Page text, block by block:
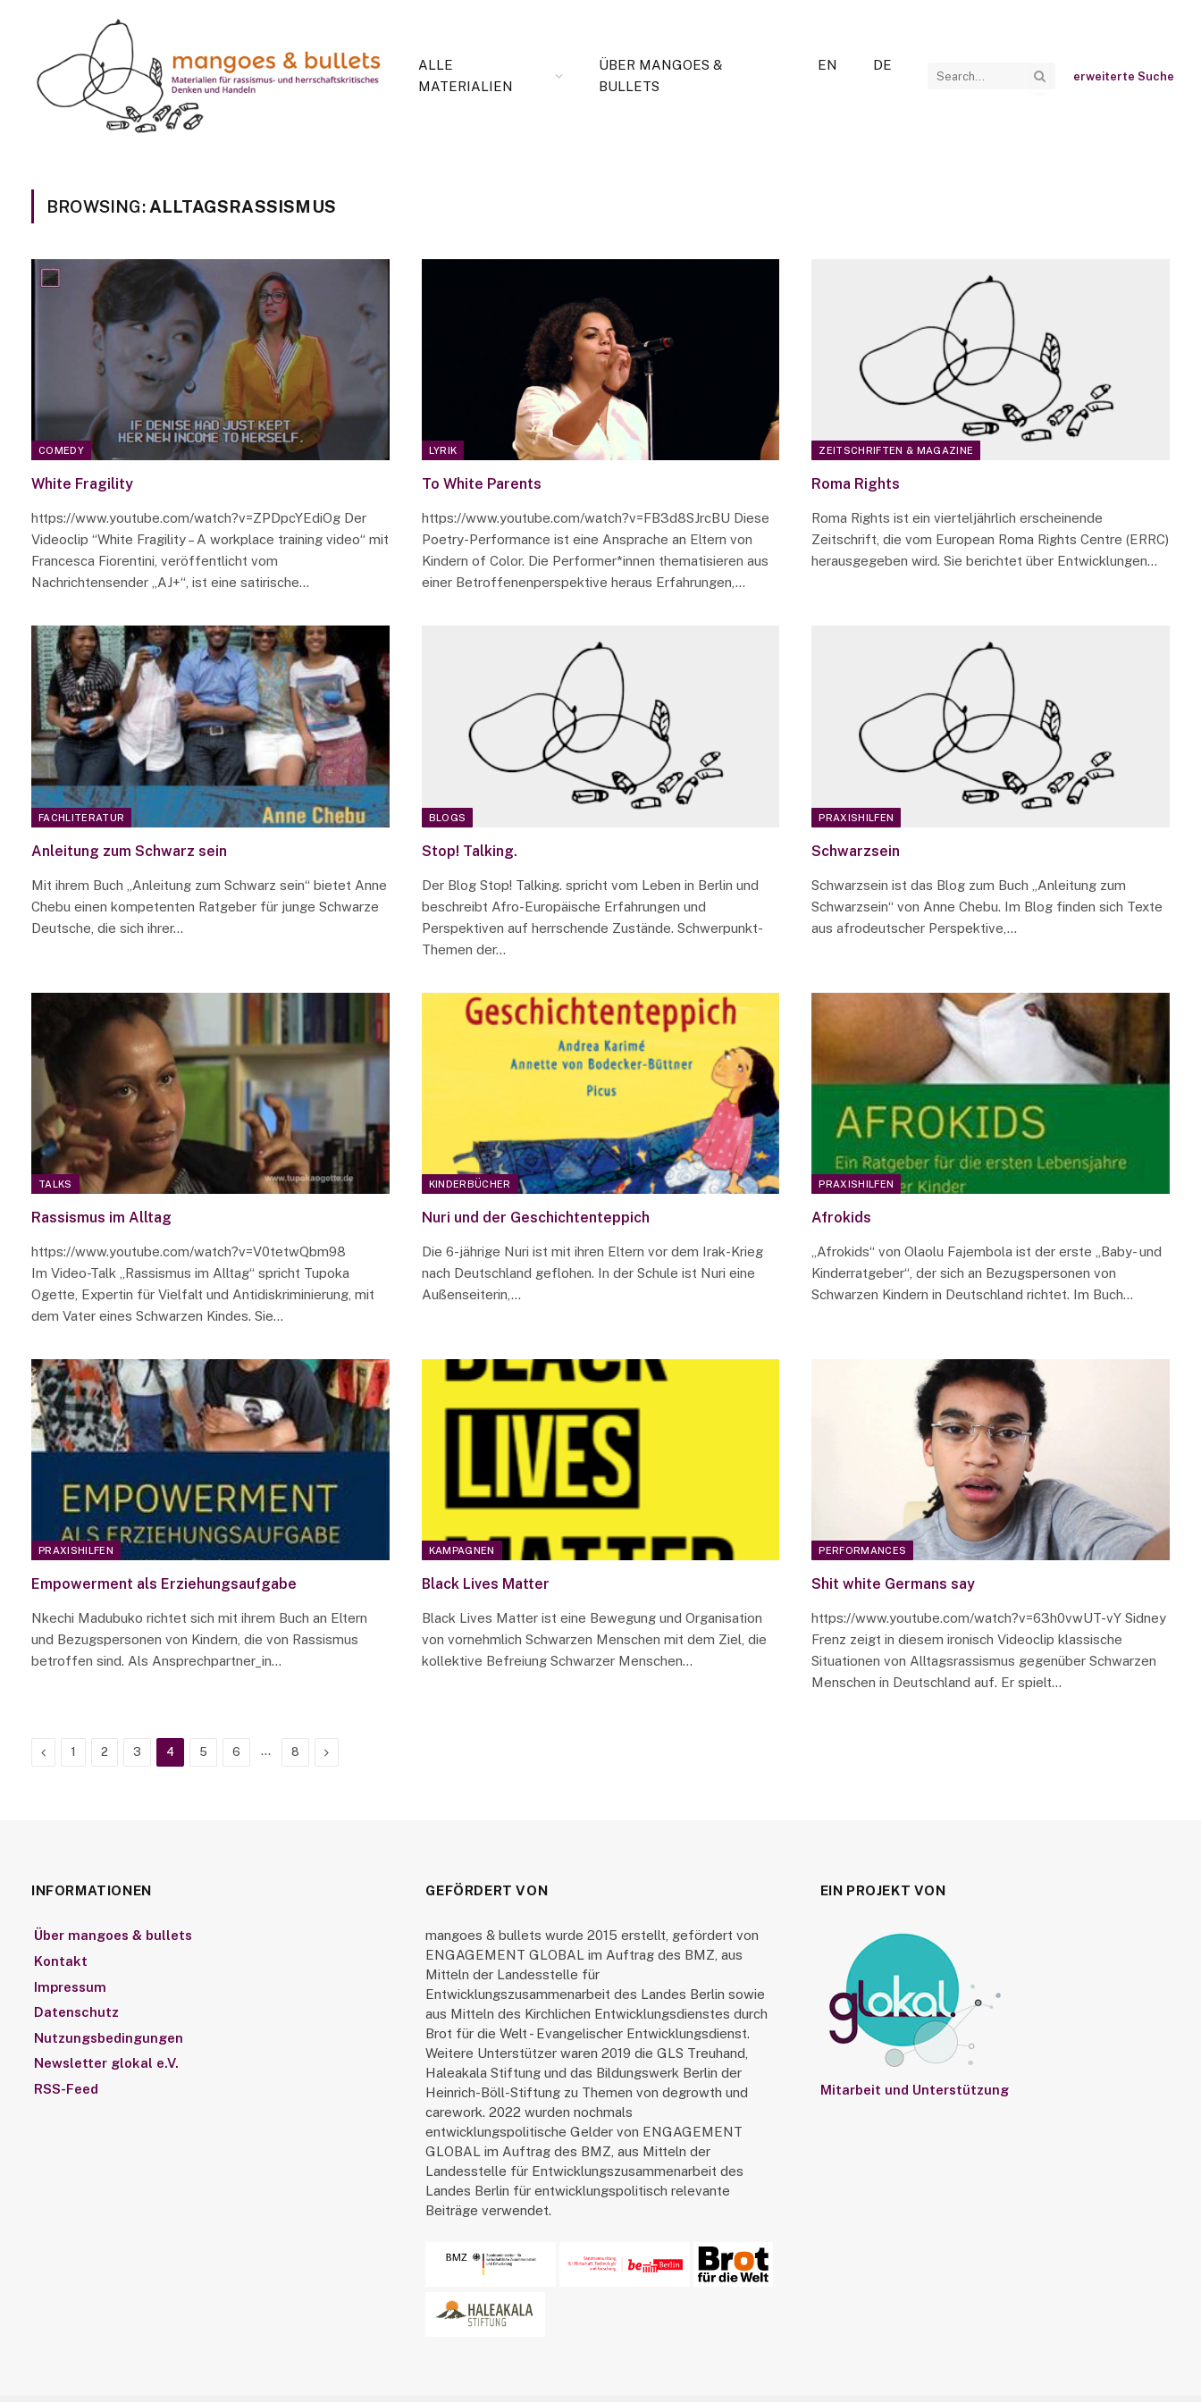
ALLE
MATERIALIEN
ÜBER MANGOES &
BULLETS
EN DE
erweiterte Suche
BROWSING: ALLTAGSRASSISMUS
COMEDY
White Fragility
https://www.youtube.com/watch?v=ZPDpcYEdiOg Der
Videoclip “White Fragility – A workplace training video“ mit
Francesca Fiorentini, veröffentlicht vom
Nachrichtensender „AJ+“, ist eine satirische…
LYRIK
To White Parents
https://www.youtube.com/watch?v=FB3d8SJrcBU Diese
Poetry-Performance ist eine Ansprache an Eltern von
Kindern of Color. Die Performer*innen thematisieren aus
einer Betroffenenperspektive heraus Erfahrungen,…
ZEITSCHRIFTEN & MAGAZINE
Roma Rights
Roma Rights ist ein vierteljährlich erscheinende
Zeitschrift, die vom European Roma Rights Centre (ERRC)
herausgegeben wird. Sie berichtet über Entwicklungen…
FACHLITERATUR
Anleitung zum Schwarz sein
Mit ihrem Buch „Anleitung zum Schwarz sein“ bietet Anne
Chebu einen kompetenten Ratgeber für junge Schwarze
Deutsche, die sich ihrer…
BLOGS
Stop! Talking.
Der Blog Stop! Talking. spricht vom Leben in Berlin und
beschreibt Afro-Europäische Erfahrungen und
Perspektiven auf herrschende Zustände. Schwerpunkt-
Themen der…
PRAXISHILFEN
Schwarzsein
Schwarzsein ist das Blog zum Buch „Anleitung zum
Schwarzsein“ von Anne Chebu. Im Blog finden sich Texte
aus afrodeutscher Perspektive,…
TALKS
Rassismus im Alltag
https://www.youtube.com/watch?v=V0tetwQbm98
Im Video-Talk „Rassismus im Alltag“ spricht Tupoka
Ogette, Expertin für Vielfalt und Antidiskriminierung, mit
dem Vater eines Schwarzen Kindes. Sie…
KINDERBÜCHER
Nuri und der Geschichtenteppich
Die 6-jährige Nuri ist mit ihren Eltern vor dem Irak-Krieg
nach Deutschland geflohen. In der Schule ist Nuri eine
Außenseiterin,…
PRAXISHILFEN
Afrokids
„Afrokids“ von Olaolu Fajembola ist der erste „Baby- und
Kinderratgeber“, der sich an Bezugspersonen von
Schwarzen Kindern in Deutschland richtet. Im Buch…
PRAXISHILFEN
Empowerment als Erziehungsaufgabe
Nkechi Madubuko richtet sich mit ihrem Buch an Eltern
und Bezugspersonen von Kindern, die von Rassismus
betroffen sind. Als Ansprechpartner_in…
KAMPAGNEN
Black Lives Matter
Black Lives Matter ist eine Bewegung und Organisation
von vornehmlich Schwarzen Menschen mit dem Ziel, die
kollektive Befreiung Schwarzer Menschen…
PERFORMANCES
Shit white Germans say
https://www.youtube.com/watch?v=63h0vwUT-vY Sidney
Frenz zeigt in diesem ironisch Videoclip klassische
Situationen von Alltagsrassismus gegenüber Schwarzen
Menschen in Deutschland auf. Er spielt…
Previous
1 2 3 4 5 6 … 8 Next
INFORMATIONEN
Über mangoes & bullets
Kontakt
Impressum
Datenschutz
Nutzungsbedingungen
Newsletter glokal e.V.
RSS-Feed
GEFÖRDERT VON
mangoes & bullets wurde 2015 erstellt, gefördert von
ENGAGEMENT GLOBAL im Auftrag des BMZ, aus
Mitteln der Landesstelle für
Entwicklungszusammenarbeit des Landes Berlin sowie
aus Mitteln des Kirchlichen Entwicklungsdienstes durch
Brot für die Welt - Evangelischer Entwicklungsdienst.
Weitere Unterstützer waren 2019 die GLS Treuhand,
Haleakala Stiftung und das Bildungswerk Berlin der
Heinrich-Böll-Stiftung zu Themen von degrowth und
carework. 2022 wurden nochmals
entwicklungspolitische Gelder von ENGAGEMENT
GLOBAL im Auftrag des BMZ, aus Mitteln der
Landesstelle für Entwicklungszusammenarbeit des
Landes Berlin für entwicklungspolitisch relevante
Beiträge verwendet.
EIN PROJEKT VON
Mitarbeit und Unterstützung